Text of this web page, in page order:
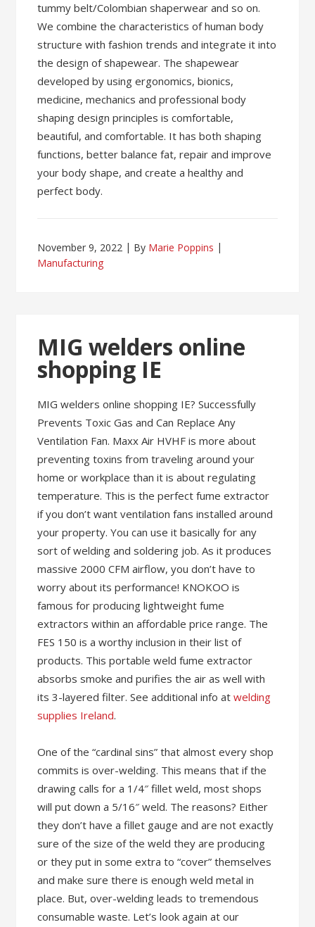
tummy belt/Colombian shaperwear and so on.
We combine the characteristics of human body
structure with fashion trends and integrate it into
the design of shapewear. The shapewear
developed by using ergonomics, bionics,
medicine, mechanics and professional body
shaping design principles is comfortable,
beautiful, and comfortable. It has both shaping
functions, better balance fat, repair and improve
your body shape, and create a healthy and
perfect body.
November 9, 2022 By Marie Poppins
Manufacturing
MIG welders online
shopping IE
MIG welders online shopping IE? Successfully
Prevents Toxic Gas and Can Replace Any
Ventilation Fan. Maxx Air HVHF is more about
preventing toxins from traveling around your
home or workplace than it is about regulating
temperature. This is the perfect fume extractor
if you don’t want ventilation fans installed around
your property. You can use it basically for any
sort of welding and soldering job. As it produces
massive 2000 CFM airflow, you don’t have to
worry about its performance! KNOKOO is
famous for producing lightweight fume
extractors within an affordable price range. The
FES 150 is a worthy inclusion in their list of
products. This portable weld fume extractor
absorbs smoke and purifies the air as well with
its 3-layered filter. See additional info atwelding
supplies Ireland.
One of the “cardinal sins” that almost every shop
commits is over-welding. This means that if the
drawing calls for a 1/4″ fillet weld, most shops
will put down a 5/16″ weld. The reasons? Either
they don’t have a fillet gauge and are not exactly
sure of the size of the weld they are producing
or they put in some extra to “cover” themselves
and make sure there is enough weld metal in
place. But, over-welding leads to tremendous
consumable waste. Let’s look again at our